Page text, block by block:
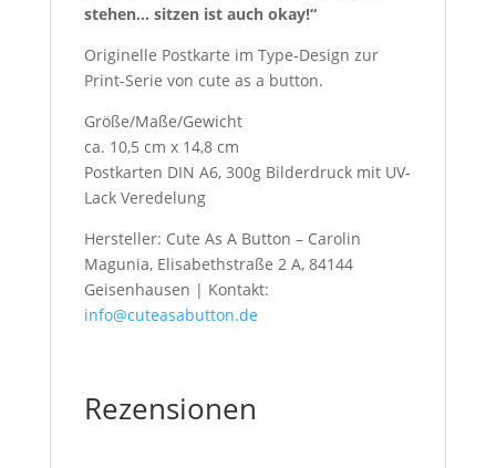
stehen… sitzen ist auch okay!“
Originelle Postkarte im Type-Design zur
Print-Serie von cute as a button.
Größe/Maße/Gewicht
ca. 10,5 cm x 14,8 cm
Postkarten DIN A6, 300g Bilderdruck mit UV-
Lack Veredelung
Hersteller: Cute As A Button – Carolin
Magunia, Elisabethstraße 2 A, 84144
Geisenhausen | Kontakt:
info@cuteasabutton.de
Rezensionen